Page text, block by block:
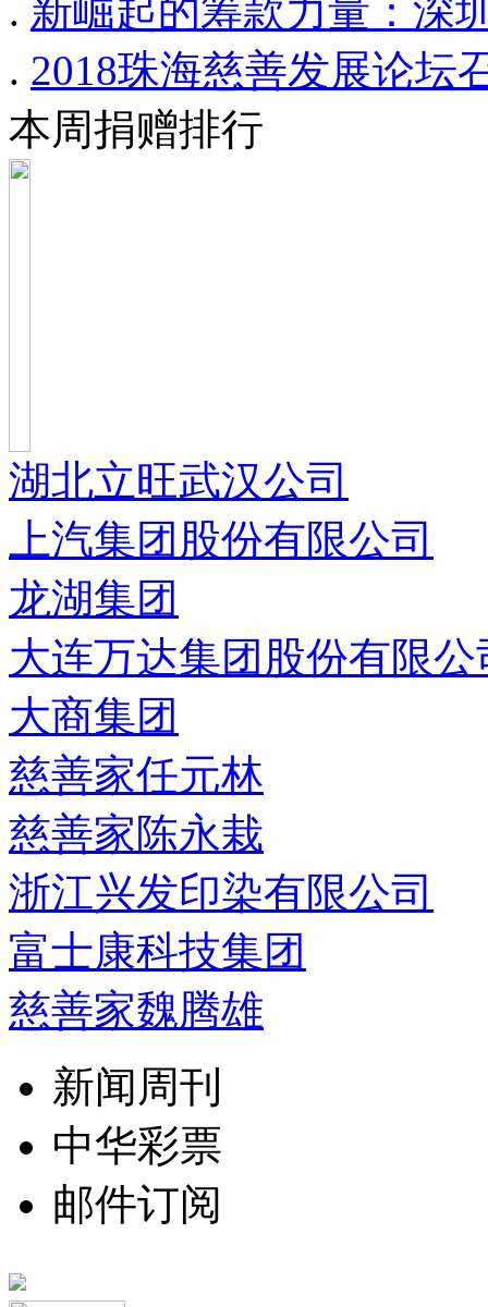
. 新崛起的筹款力量：深
. 2018珠海慈善发展论坛
本周捐赠排行
湖北立旺武汉公司
上汽集团股份有限公司
龙湖集团
大连万达集团股份有限公
大商集团
慈善家任元林
慈善家陈永栽
浙江兴发印染有限公司
富士康科技集团
慈善家魏腾雄
新闻周刊
中华彩票
邮件订阅